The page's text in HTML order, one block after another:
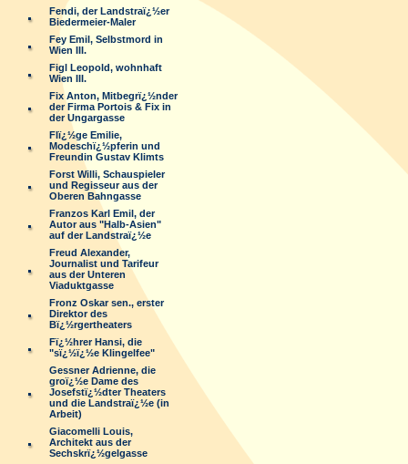
Fendi, der Landstraï¿½er
Biedermeier-Maler
Fey Emil, Selbstmord in
Wien III.
Figl Leopold, wohnhaft
Wien III.
Fix Anton, Mitbegrï¿½nder
der Firma Portois & Fix in
der Ungargasse
Flï¿½ge Emilie,
Modeschï¿½pferin und
Freundin Gustav Klimts
Forst Willi, Schauspieler
und Regisseur aus der
Oberen Bahngasse
Franzos Karl Emil, der
Autor aus "Halb-Asien"
auf der Landstraï¿½e
Freud Alexander,
Journalist und Tarifeur
aus der Unteren
Viaduktgasse
Fronz Oskar sen., erster
Direktor des
Bï¿½rgertheaters
Fï¿½hrer Hansi, die
"sï¿½ï¿½e Klingelfee"
Gessner Adrienne, die
groï¿½e Dame des
Josefstï¿½dter Theaters
und die Landstraï¿½e (in
Arbeit)
Giacomelli Louis,
Architekt aus der
Sechskrï¿½gelgasse